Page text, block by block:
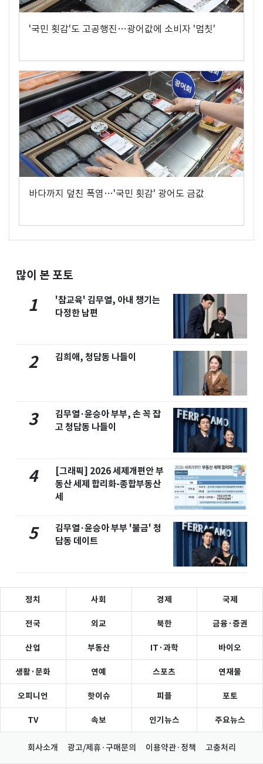
'국민 횟감'도 고공행진…광어값에 소비자 '멈칫'
바다까지 덮친 폭염…'국민 횟감' 광어도 금값
많이 본 포토
1
'참교육' 김무열, 아내 챙기는
다정한 남편
2 김희애, 청담동 나들이
3
김무열·윤승아 부부, 손 꼭 잡
고 청담동 나들이
4
[그래픽] 2026 세제개편안 부
동산 세제 합리화-종합부동산
세
5
김무열·윤승아 부부 '불금' 청
담동 데이트
정치 사회 경제 국제
전국 외교 북한 금융·증권
산업 부동산 IT·과학 바이오
생활·문화 연예 스포츠 연재물
오피니언 핫이슈 피플 포토
TV 속보 인기뉴스 주요뉴스
회사소개 광고/제휴·구매문의 이용약관·정책 고충처리